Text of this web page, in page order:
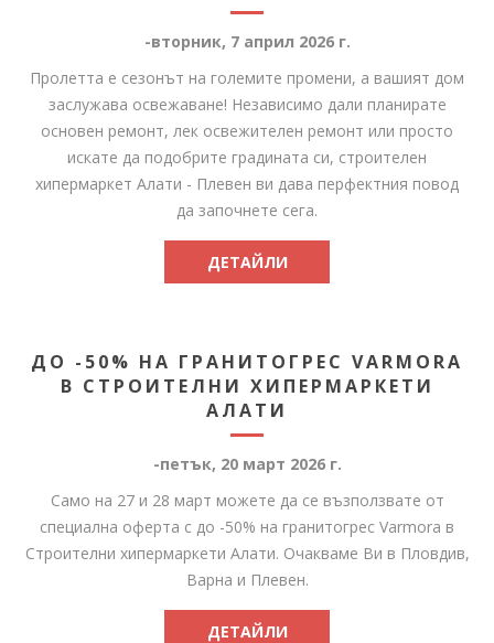
-вторник, 7 април 2026 г.
Пролетта е сезонът на големите промени, а вашият дом
заслужава освежаване! Независимо дали планирате
основен ремонт, лек освежителен ремонт или просто
искате да подобрите градината си, строителен
хипермаркет Алати - Плевен ви дава перфектния повод
да започнете сега.
ДЕТАЙЛИ
ДО -50% НА ГРАНИТОГРЕС VARMORA
В СТРОИТЕЛНИ ХИПЕРМАРКЕТИ
АЛАТИ
-петък, 20 март 2026 г.
Само на 27 и 28 март можете да се възползвате от
специална оферта с до -50% на гранитогрес Varmora в
Строителни хипермаркети Алати. Очакваме Ви в Пловдив,
Варна и Плевен.
ДЕТАЙЛИ